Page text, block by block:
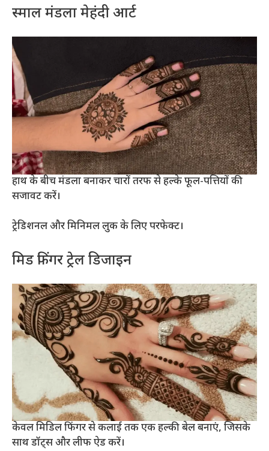
स्माल मंडला मेहंदी आर्ट
हाथ के बीच मंडला बनाकर चारों तरफ से हल्के फूल-पत्तियों की
सजावट करें।
ट्रेडिशनल और मिनिमल लुक के लिए परफेक्ट।
मिड फिंगर ट्रेल डिजाइन
केवल मिडिल फिंगर से कलाई तक एक हल्की बेल बनाएं, जिसके
साथ डॉट्स और लीफ ऐड करें।